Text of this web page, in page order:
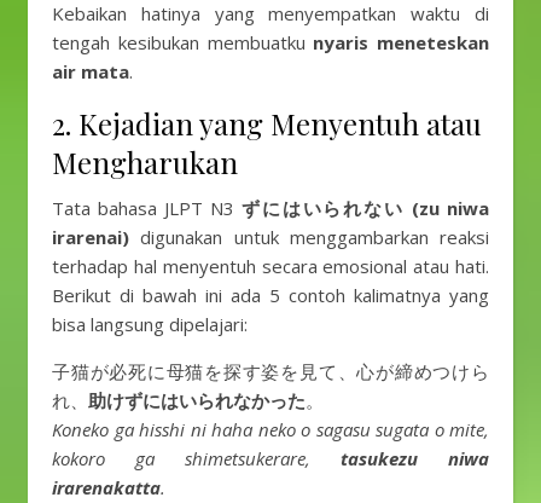
Kebaikan hatinya yang menyempatkan waktu di
tengah kesibukan membuatku nyaris meneteskan
air mata.
2. Kejadian yang Menyentuh atau
Mengharukan
Tata bahasa JLPT N3 ずにはいられない (zu niwa
irarenai) digunakan untuk menggambarkan reaksi
terhadap hal menyentuh secara emosional atau hati.
Berikut di bawah ini ada 5 contoh kalimatnya yang
bisa langsung dipelajari:
子猫が必死に母猫を探す姿を見て、心が締めつけら
れ、 助けずにはいられなかった。
Koneko ga hisshi ni haha neko o sagasu sugata o mite,
kokoro ga shimetsukerare, tasukezu niwa
irarenakatta.